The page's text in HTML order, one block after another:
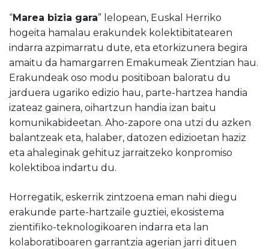
“Marea bizia gara” lelopean, Euskal Herriko
hogeita hamalau erakundek kolektibitatearen
indarra azpimarratu dute, eta etorkizunera begira
amaitu da hamargarren Emakumeak Zientzian hau.
Erakundeak oso modu positiboan baloratu du
jarduera ugariko edizio hau, parte-hartzea handia
izateaz gainera, oihartzun handia izan baitu
komunikabideetan. Aho-zapore ona utzi du azken
balantzeak eta, halaber, datozen edizioetan haziz
eta ahaleginak gehituz jarraitzeko konpromiso
kolektiboa indartu du.
Horregatik, eskerrik zintzoena eman nahi diegu
erakunde parte-hartzaile guztiei, ekosistema
zientifiko-teknologikoaren indarra eta lan
kolaboratiboaren garrantzia agerian jarri dituen